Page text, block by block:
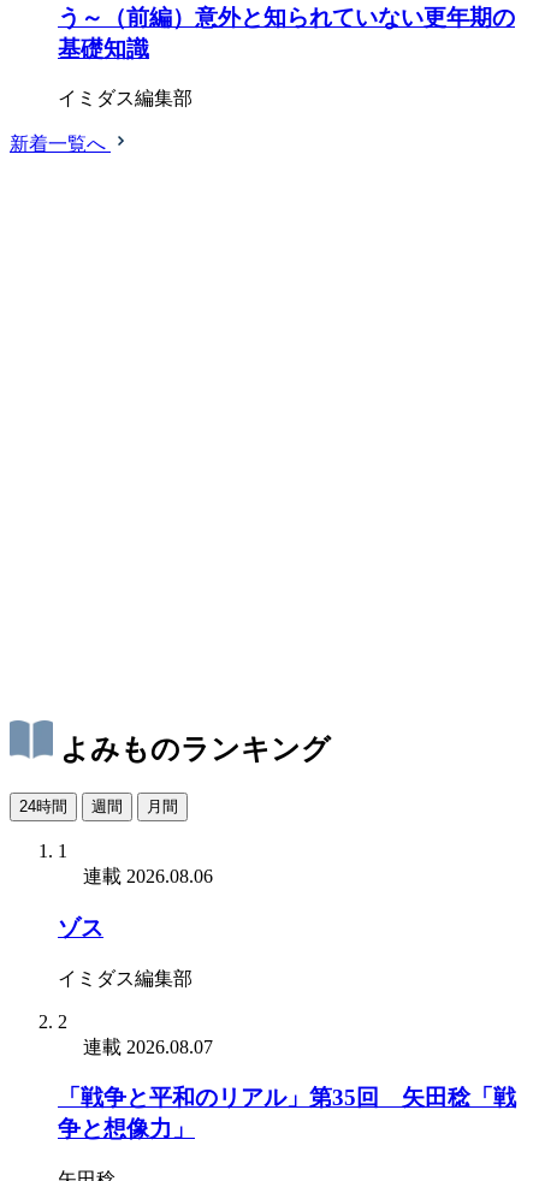
う～（前編）意外と知られていない更年期の
基礎知識
イミダス編集部
新着一覧へ
よみものランキング
24時間 週間 月間
1
連載 2026.08.06
ゾス
イミダス編集部
2
連載 2026.08.07
「戦争と平和のリアル」第35回 矢田稔「戦
争と想像力」